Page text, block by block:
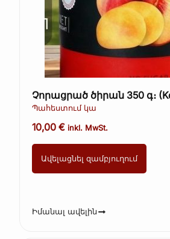
Չորացրած ծիրան 350 գ։
Պահեստում կա
10,00€ inkl. MwSt.
Ավելացնել զամբյուղում
Իմանալ ավելին